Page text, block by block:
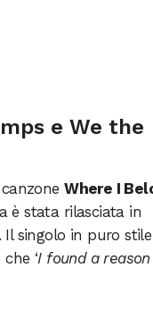
e We the
canzoneWhere I
è stata rilasciata in
Il singolo in puro stile
‘I found a